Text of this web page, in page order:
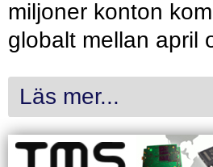
miljoner konton
globalt mellan april
Läs mer...